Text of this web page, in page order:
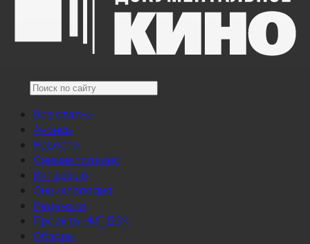
Все статьи
Анонсы
Новости
Снимается кино
Интервью
Энциклопедия
Рецензии
Проекты НМГ ДОК
Обзоры